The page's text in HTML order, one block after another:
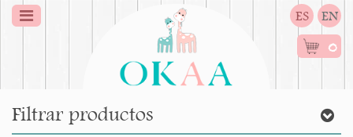
ES EN
0
Filtrar productos